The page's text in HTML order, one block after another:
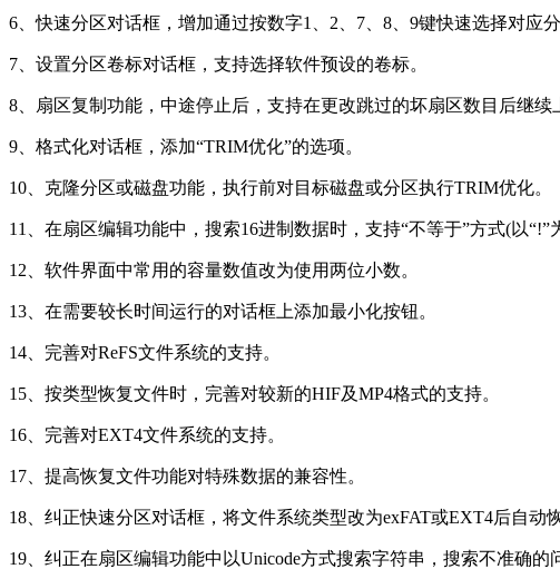
6、快速分区对话框，增加通过按数字1、2、7、8、9键快速选择对应
7、设置分区卷标对话框，支持选择软件预设的卷标。
8、扇区复制功能，中途停止后，支持在更改跳过的坏扇区数目后继续
9、格式化对话框，添加“TRIM优化”的选项。
10、克隆分区或磁盘功能，执行前对目标磁盘或分区执行TRIM优化。
11、在扇区编辑功能中，搜索16进制数据时，支持“不等于”方式(以“!”
12、软件界面中常用的容量数值改为使用两位小数。
13、在需要较长时间运行的对话框上添加最小化按钮。
14、完善对ReFS文件系统的支持。
15、按类型恢复文件时，完善对较新的HIF及MP4格式的支持。
16、完善对EXT4文件系统的支持。
17、提高恢复文件功能对特殊数据的兼容性。
18、纠正快速分区对话框，将文件系统类型改为exFAT或EXT4后自动
19、纠正在扇区编辑功能中以Unicode方式搜索字符串，搜索不准确的